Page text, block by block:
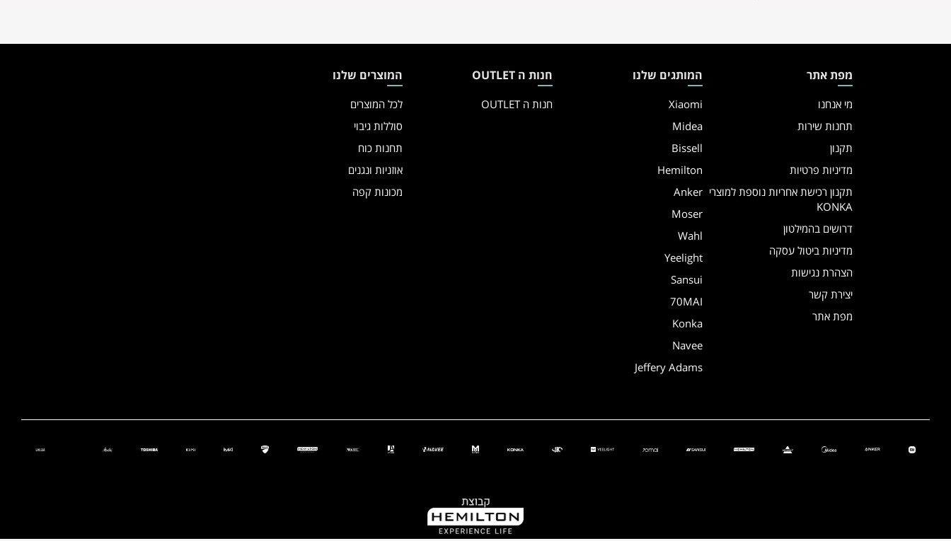
מפת אתר
מי אנחנו
תחנות שירות
תקנון
מדיניות פרטיות
תקנון רכישת אחריות נוספת למוצרי
KONKA
דרושים בהמילטון
מדיניות ביטול עסקה
הצהרת נגישות
יצירת קשר
מפת אתר
המותגים שלנו
Xiaomi
Midea
Bissell
Hemilton
Anker
Moser
Wahl
Yeelight
Sansui
70MAI
Konka
Navee
Jeffery Adams
חנות ה OUTLET
חנות ה OUTLET
המוצרים שלנו
לכל המוצרים
סוללות גיבוי
תחנות כוח
אוזניות ונגנים
מכונות קפה